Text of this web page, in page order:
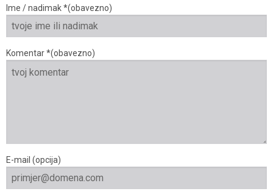
Ime / nadimak *(obavezno)
Komentar *(obavezno)
E-mail (opcija)